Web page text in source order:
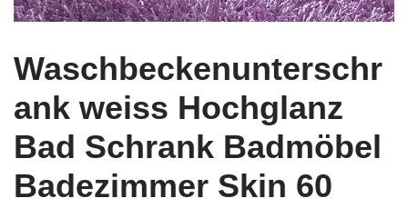
Waschbeckenunterschr
ank weiss Hochglanz
Bad Schrank Badmöbel
Badezimmer Skin 60